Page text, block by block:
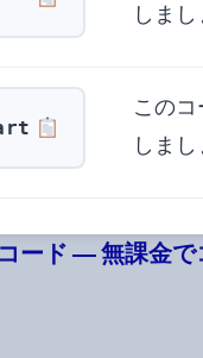
しまし
この
しまし
ド ― 無課金で